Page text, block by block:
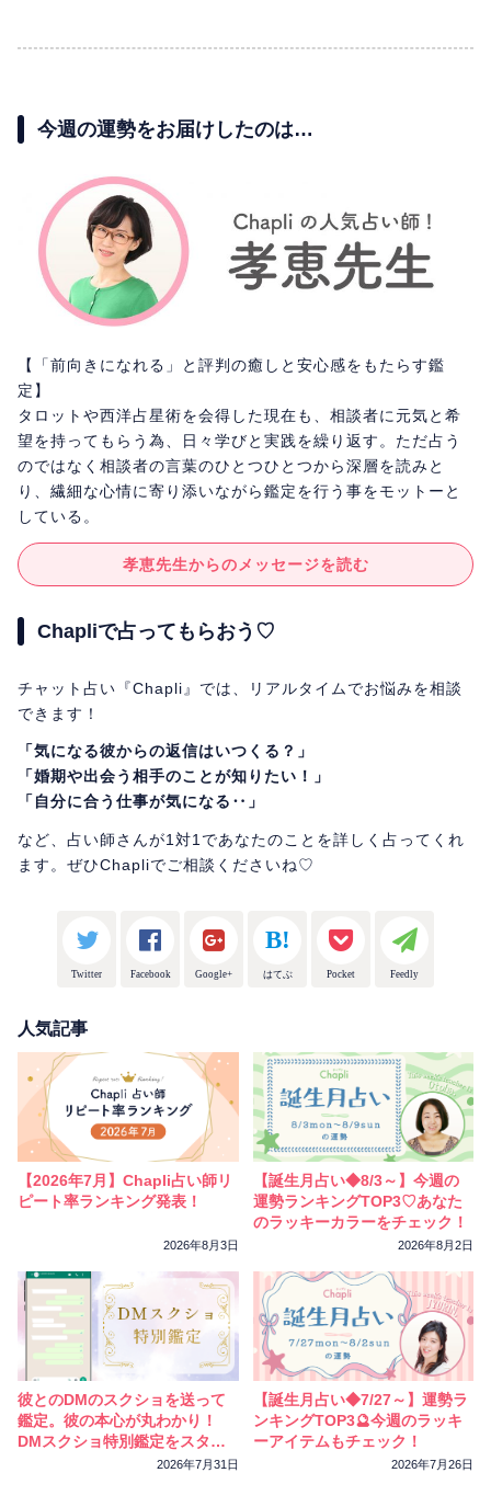
今週の運勢をお届けしたのは…
【「前向きになれる」と評判の癒しと安心感をもたらす鑑
定】
タロットや西洋占星術を会得した現在も、相談者に元気と希
望を持ってもらう為、日々学びと実践を繰り返す。ただ占う
のではなく相談者の言葉のひとつひとつから深層を読みと
り、繊細な心情に寄り添いながら鑑定を行う事をモットーと
している。
孝恵先生からのメッセージを読む
Chapliで占ってもらおう♡
チャット占い『Chapli』では、リアルタイムでお悩みを相談
できます！
「気になる彼からの返信はいつくる？」
「婚期や出会う相手のことが知りたい！」
「自分に合う仕事が気になる‥」
など、占い師さんが1対1であなたのことを詳しく占ってくれ
ます。ぜひChapliでご相談くださいね♡
Twitter Facebook Google+ はてぶ Pocket Feedly
人気記事
【2026年7月】Chapli占い師リ
ピート率ランキング発表！
2026年8月3日
【誕生月占い◆8/3～】今週の
運勢ランキングTOP3♡あなた
のラッキーカラーをチェック！
2026年8月2日
彼とのDMのスクショを送って
鑑定。彼の本心が丸わかり！
DMスクショ特別鑑定をスター
2026年7月31日
【誕生月占い◆7/27～】運勢ラ
ンキングTOP3🔮今週のラッキ
ーアイテムもチェック！
2026年7月26日